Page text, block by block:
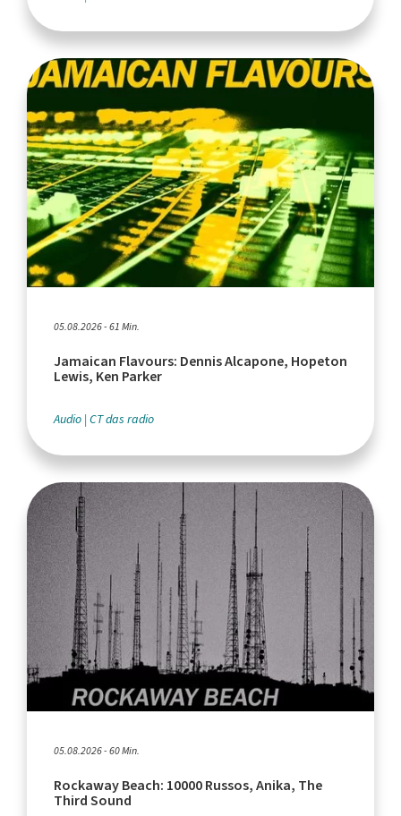
05.08.2026 - 61 Min.
Jamaican Flavours: Dennis Alcapone, Hopeton
Lewis, Ken Parker
Audio CT das radio
05.08.2026 - 60 Min.
Rockaway Beach: 10000 Russos, Anika, The
Third Sound